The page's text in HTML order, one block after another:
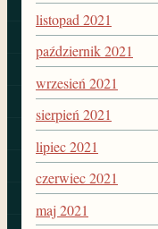
listopad 2021
październik 2021
wrzesień 2021
sierpień 2021
lipiec 2021
czerwiec 2021
maj 2021